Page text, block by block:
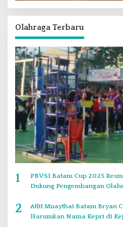
Olahraga Terbaru
1
PBVSI Batam Cup 2025
Dukung Pengembangan
2
Atlit Muaythai Batam Bryan
Harumkan Nama Kepri di